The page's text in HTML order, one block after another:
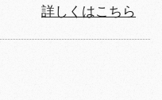
詳しくはこちら